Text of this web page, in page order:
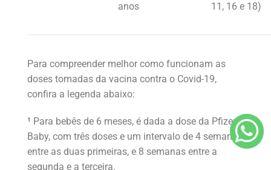
anos
11, 16 e 18)
Para compreender melhor como funcionam as
doses tomadas da vacina contra o Covid-19,
confira a legenda abaixo:
¹ Para bebês de 6 meses, é dada a dose da Pfizer
Baby, com três doses e um intervalo de 4 semanas
entre as duas primeiras, e 8 semanas entre a
segunda e a terceira.